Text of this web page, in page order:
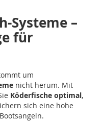
Systeme –
für
um
nicht herum. Mit
Köderfische optimal,
sich eine hohe